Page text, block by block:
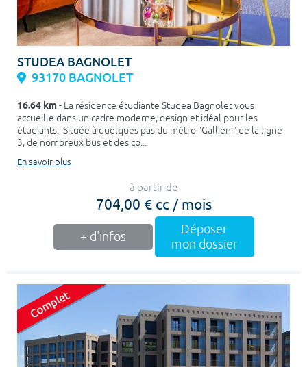
STUDEA BAGNOLET
93170 BAGNOLET
16.64 km- La résidence étudiante Studea Bagnolet vous
accueille dans un cadre moderne, design et idéal pour les
étudiants. Située à quelques pas du métro "Gallieni" de la ligne
3, de nombreux bus et des co...
En savoir plus
à partir de
704,00 € cc / mois
+ d'infos
Déposer
mon dossier